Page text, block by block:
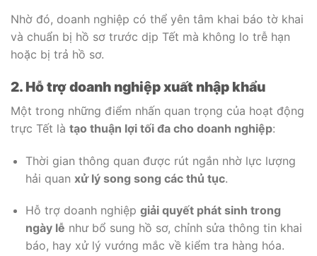
Nhờ đó, doanh nghiệp có thể yên tâm khai báo tờ khai
và chuẩn bị hồ sơ trước dịp Tết mà không lo trễ hạn
hoặc bị trả hồ sơ.
2. Hỗ trợ doanh nghiệp xuất nhập khẩu
Một trong những điểm nhấn quan trọng của hoạt động
trực Tết là tạo thuận lợi tối đa cho doanh nghiệp:
Thời gian thông quan được rút ngắn nhờ lực lượng
hải quan xử lý song song các thủ tục.
Hỗ trợ doanh nghiệp giải quyết phát sinh trong
ngày lễ như bổ sung hồ sơ, chỉnh sửa thông tin khai
báo, hay xử lý vướng mắc về kiểm tra hàng hóa.